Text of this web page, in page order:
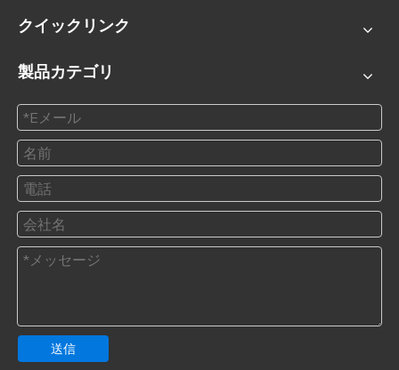
クイックリンク
製品カテゴリ
送信